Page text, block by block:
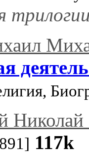
Николай
117k